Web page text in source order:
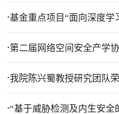
.基金重点项目“面向深度学
.第二届网络空间安全产学
.我院陈兴蜀教授研究团队
.“基于威胁检测及内生安全